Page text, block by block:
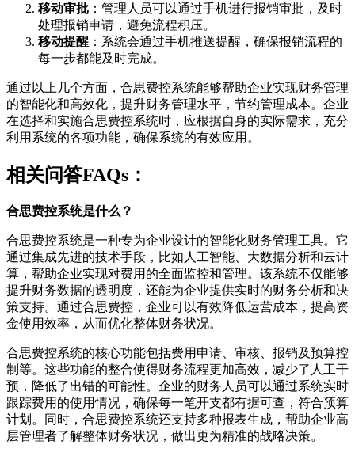
移动审批 ：管理人员可以通过手机进行报销审批，及时
处理报销申请，避免流程积压。
移动提醒 ：系统会通过手机推送提醒，确保报销流程的
每一步都能及时完成。
通过以上几个方面，合思费控系统能够帮助企业实现财务管理
的智能化和高效化，提升财务管理水平，节约管理成本。企业
在选择和实施合思费控系统时，应根据自身的实际需求，充分
利用系统的各项功能，确保系统的有效应用。
相关问答FAQs：
合思费控系统是什么？
合思费控系统是一种专为企业设计的智能化财务管理工具。它
通过集成先进的技术手段，比如人工智能、大数据分析和云计
算，帮助企业实现对费用的全面监控和管理。该系统不仅能够
提升财务数据的透明度，还能为企业提供实时的财务分析和决
策支持。通过合思费控，企业可以有效降低运营成本，提高资
金使用效率，从而优化整体财务状况。
合思费控系统的核心功能包括费用申请、审核、报销及预算控
制等。这些功能的整合使得财务流程更加高效，减少了人工干
预，降低了出错的可能性。企业的财务人员可以通过系统实时
跟踪费用的使用情况，确保每一笔开支都有据可查，符合预算
计划。同时，合思费控系统还支持多种报表生成，帮助企业高
层管理者了解整体财务状况，做出更为精准的战略决策。